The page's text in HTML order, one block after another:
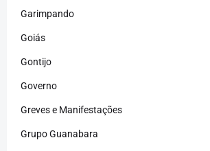
Garimpando
Goiás
Gontijo
Governo
Greves e Manifestações
Grupo Guanabara